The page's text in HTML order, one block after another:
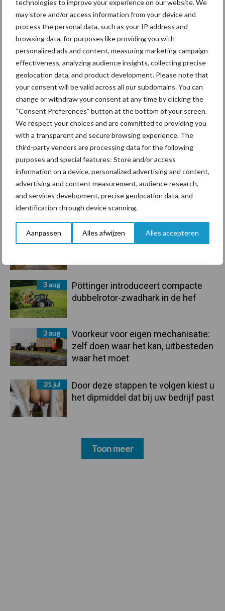
technologies to improve your experience on our website. We
may store and/or access information from your device and
process the personal data, such as your IP address and
browsing data, for purposes like providing you with
personalized ads and content, measuring marketing campaign
effectiveness, analyzing audience insights, collecting precise
geolocation data, and product development. Please note that
your consent will be valid across all our subdomains. You can
change or withdraw your consent at any time by clicking the
“Consent Preferences” button at the bottom of your screen.
We respect your choices and are committed to providing you
with a transparent and secure browsing experience. The
third-party vendors are processing data for the following
purposes and special features: Store and/or access
information on a device, personalized advertising and content,
advertising and content measurement, audience research,
and services development, precise geolocation data, and
identification through device scanning.
Aanpassen Alles afwijzen Alles accepteren
Primaire
Sidebar
Recent nieuws Partner nieuws
5 aug
“Vraag naar praktische
hygieneoplossingen is in Polen
groter dan ooit”
5 aug
Drie Franse bedrijven over de grens
3 aug
Pöttinger introduceert compacte
dubbelrotor-zwadhark in de hef
3 aug
Voorkeur voor eigen mechanisatie:
zelf doen waar het kan, uitbesteden
waar het moet
31 jul
Door deze stappen te volgen kiest u
het dipmiddel dat bij uw bedrijf past
Toon meer
Bedrijfsnieuws
Ligbox &
Voerhekken
Toon meer